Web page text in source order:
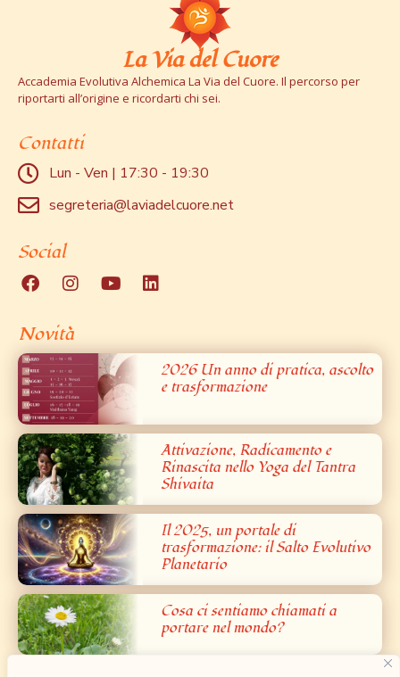
La Via del Cuore
Accademia Evolutiva Alchemica La Via del Cuore. Il percorso per
riportarti all’origine e ricordarti chi sei.
Contatti
Lun - Ven | 17:30 - 19:30
segreteria@laviadelcuore.net
Social
Novità
2026 Un anno di pratica, ascolto
e trasformazione
Attivazione, Radicamento e
Rinascita nello Yoga del Tantra
Shivaita
Il 2025, un portale di
trasformazione: il Salto Evolutivo
Planetario
Cosa ci sentiamo chiamati a
portare nel mondo?